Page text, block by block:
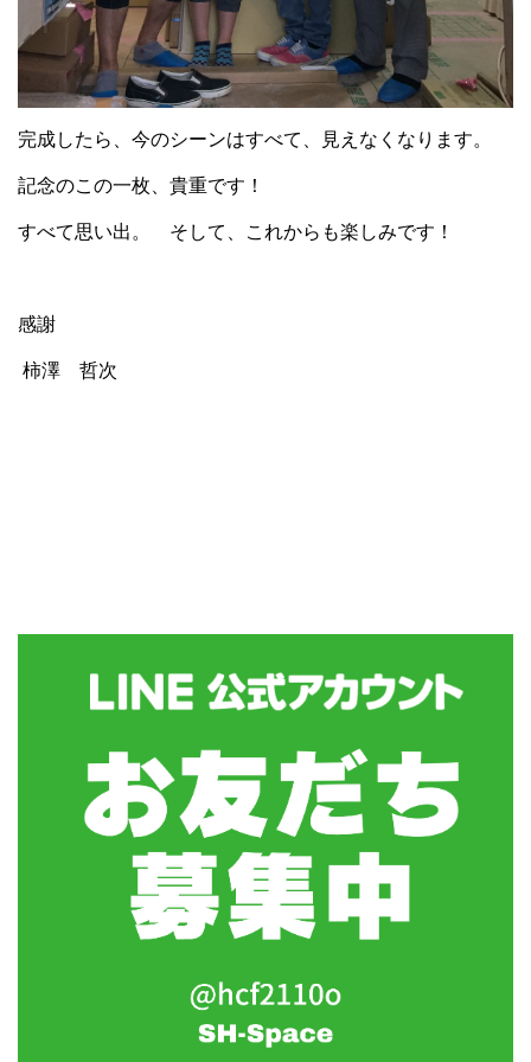
完成したら、今のシーンはすべて、見えなくなります。
記念のこの一枚、貴重です！
すべて思い出。 そして、これからも楽しみです！
感謝
柿澤 哲次